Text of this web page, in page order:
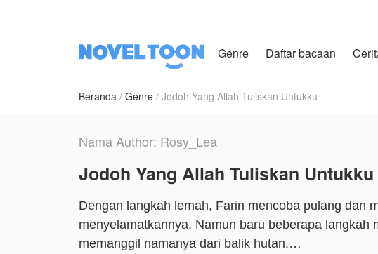
Genre Daftar bacaan
Beranda Genre Jodoh Yang Allah Tuliskan Untukku
Nama Author: Rosy_Lea
Jodoh Yang Allah Tuliskan Untukku
Dengan langkah lemah, Farin mencoba pulang dan
menyelamatkannya. Namun baru beberapa
memanggil namanya dari balik hutan.